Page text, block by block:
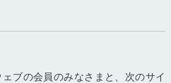
ブの会員のみなさまと、次のサイ